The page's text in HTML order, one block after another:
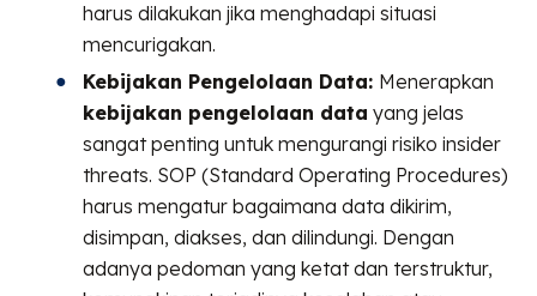
harus dilakukan jika menghadapi situasi
mencurigakan.
Kebijakan Pengelolaan Data: Menerapkan
kebijakan pengelolaan data yang jelas
sangat penting untuk mengurangi risiko insider
threats. SOP (Standard Operating Procedures)
harus mengatur bagaimana data dikirim,
disimpan, diakses, dan dilindungi. Dengan
adanya pedoman yang ketat dan terstruktur,